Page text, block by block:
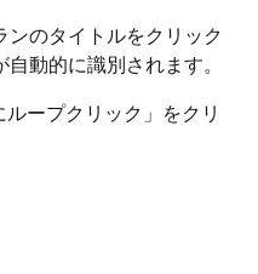
のタイトルをクリック
動的に識別されます。
ループクリック」をクリ